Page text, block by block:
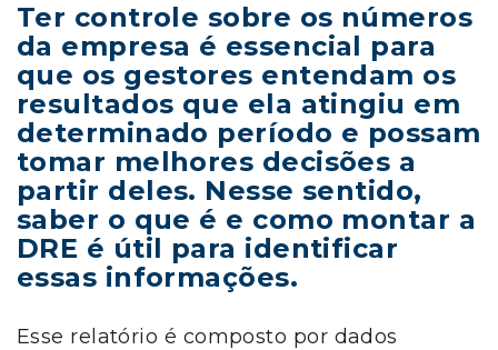
Ter controle sobre os números
da empresa é essencial para
que os gestores entendam os
resultados que ela atingiu em
determinado período e possam
tomar melhores decisões a
partir deles. Nesse sentido,
saber o que é e como montar a
DRE é útil para identificar
essas informações.
Esse relatório é composto por dados